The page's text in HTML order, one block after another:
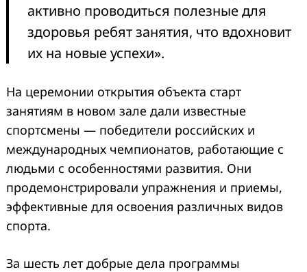
активно проводиться полезные для
здоровья ребят занятия, что вдохновит
их на новые успехи».
На церемонии открытия объекта старт
занятиям в новом зале дали известные
спортсмены — победители российских и
международных чемпионатов, работающие с
людьми с особенностями развития. Они
продемонстрировали упражнения и приемы,
эффективные для освоения различных видов
спорта.
За шесть лет добрые дела программы